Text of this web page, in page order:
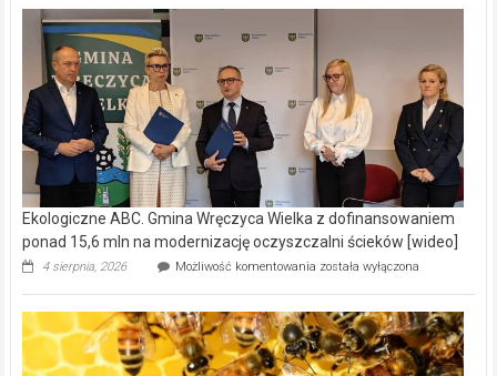
Ekologiczne ABC. Gmina Wręczyca Wielka z dofinansowaniem
ponad 15,6 mln na modernizację oczyszczalni ścieków [wideo]
4 sierpnia, 2026 Możliwość komentowania Ekologiczne
Wręczyca
Wielka
z
dofinansowaniem
została wyłączona